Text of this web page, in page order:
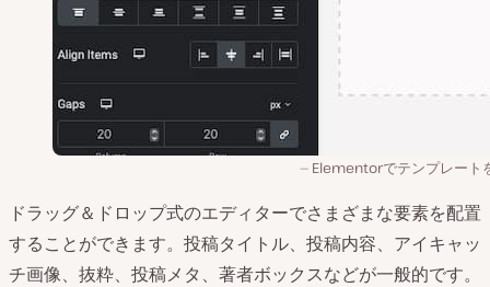
Elementorでテンプレート
ドラッグ＆ドロップ式のエディターでさまざまな要素を配置
することができます。投稿タイトル、投稿内容、アイキャッ
チ画像、抜粋、投稿メタ、著者ボックスなどが一般的です。